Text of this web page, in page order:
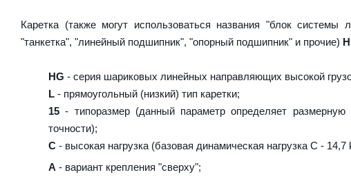
Каретка (также могут использоваться названия "блок
"танкетка", "линейный подшипник", "опорный подшипник" и прочие)
HG - серия шариковых линейных направляющих высокой
L - прямоугольный (низкий) тип каретки;
15 - типоразмер (данный параметр определяет
точности);
C - высокая нагрузка (базовая динамическая нагрузка C -
A - вариант крепления "сверху";